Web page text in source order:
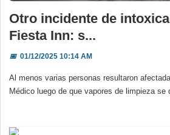
Otro incidente de
Fiesta Inn: s...
📅01/12/2025 10:14 AM
Al menos varias personas resultaron
Médico luego de que vapores de limpieza se